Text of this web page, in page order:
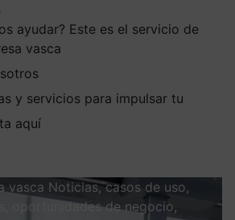
ayudar? Este es el servicio de
vasca
y servicios para impulsar tu
aquí
vasca Noticias, casos de uso,
oportunidades de negocio,